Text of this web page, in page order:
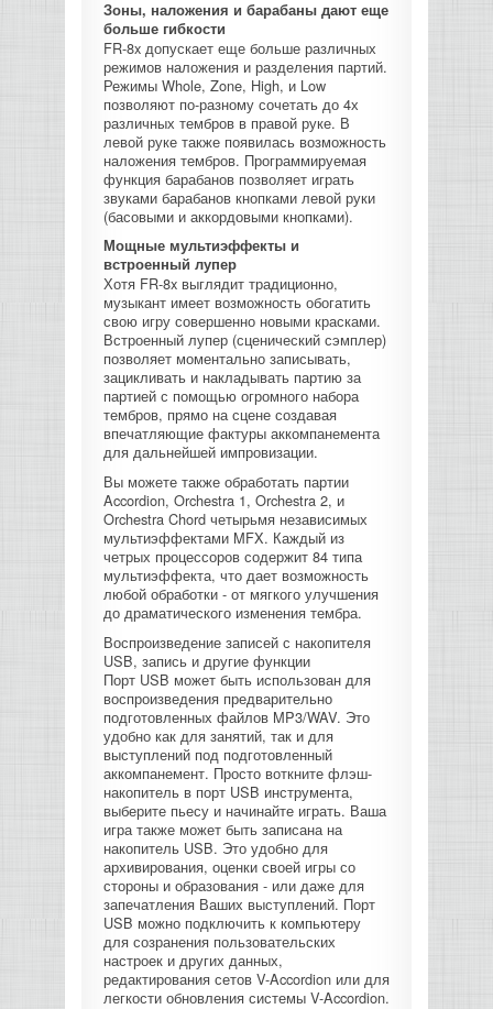
Зоны, наложения и барабаны дают еще
больше гибкости
FR-8x допускает еще больше различных
режимов наложения и разделения партий.
Режимы Whole, Zone, High, и Low
позволяют по-разному сочетать до 4х
различных тембров в правой руке. В
левой руке также появилась возможность
наложения тембров. Программируемая
функция барабанов позволяет играть
звуками барабанов кнопками левой руки
(басовыми и аккордовыми кнопками).
Мощные мультиэффекты и
встроенный лупер
Хотя FR-8x выглядит традиционно,
музыкант имеет возможность обогатить
свою игру совершенно новыми красками.
Встроенный лупер (сценический сэмплер)
позволяет моментально записывать,
зацикливать и накладывать партию за
партией с помощью огромного набора
тембров, прямо на сцене создавая
впечатляющие фактуры аккомпанемента
для дальнейшей импровизации.
Вы можете также обработать партии
Accordion, Orchestra 1, Orchestra 2, и
Orchestra Chord четырьмя независимых
мультиэффектами MFX. Каждый из
четрых процессоров содержит 84 типа
мультиэффекта, что дает возможность
любой обработки - от мягкого улучшения
до драматического изменения тембра.
Воспроизведение записей с накопителя
USB, запись и другие функции
Порт USB может быть использован для
воспроизведения предварительно
подготовленных файлов MP3/WAV. Это
удобно как для занятий, так и для
выступлений под подготовленный
аккомпанемент. Просто воткните флэш-
накопитель в порт USB инструмента,
выберите пьесу и начинайте играть. Ваша
игра также может быть записана на
накопитель USB. Это удобно для
архивирования, оценки своей игры со
стороны и образования - или даже для
запечатления Ваших выступлений. Порт
USB можно подключить к компьютеру
для созранения пользовательских
настроек и других данных,
редактирования сетов V-Accordion или для
легкости обновления системы V-Accordion.